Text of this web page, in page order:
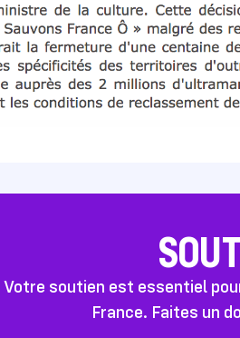
Votre soutien est essentiel
France. Faites un